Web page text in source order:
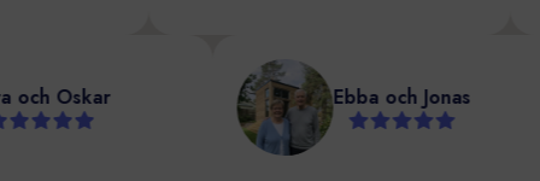
Sara och Oskar Ebba och Jonas